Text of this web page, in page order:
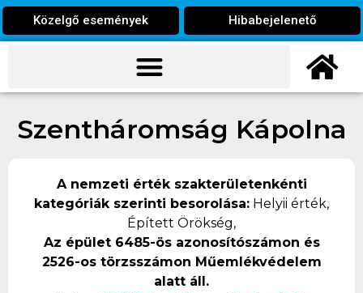
Közelgő események Hibabejelenető
Szentháromság Kápolna
A nemzeti érték szakterületenkénti
kategóriák szerinti besorolása: Helyii érték,
Épített Örökség,
Az épület 6485-ös azonosítószámon és
2526-os törzsszámon Műemlékvédelem
alatt áll.